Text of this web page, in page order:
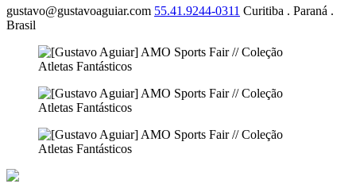
gustavo@gustavoaguiar.com 55.41.9244-0311 Curitiba . Paraná .
Brasil